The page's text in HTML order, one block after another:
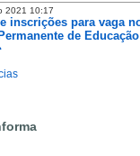
2021 10:17
inscrições para vaga
de
2021 10:17
2021 13:15
de Cuidados